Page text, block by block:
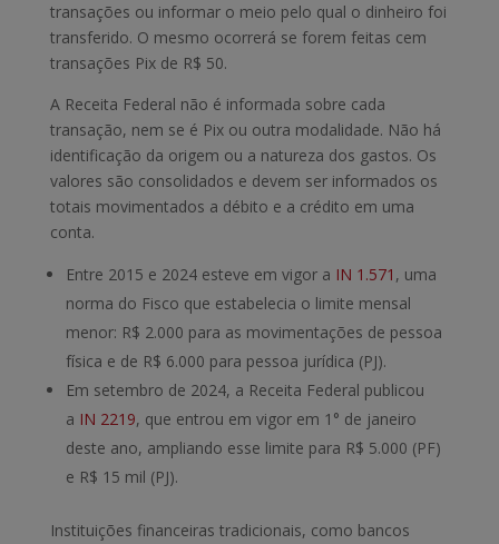
transações ou informar o meio pelo qual o dinheiro foi
transferido. O mesmo ocorrerá se forem feitas cem
transações Pix de R$ 50.
A Receita Federal não é informada sobre cada
transação, nem se é Pix ou outra modalidade. Não há
identificação da origem ou a natureza dos gastos. Os
valores são consolidados e devem ser informados os
totais movimentados a débito e a crédito em uma
conta.
Entre 2015 e 2024 esteve em vigor a IN 1.571 , uma
norma do Fisco que estabelecia o limite mensal
menor: R$ 2.000 para as movimentações de pessoa
física e de R$ 6.000 para pessoa jurídica (PJ).
Em setembro de 2024, a Receita Federal publicou
a IN 2219, que entrou em vigor em 1° de janeiro
deste ano, ampliando esse limite para R$ 5.000 (PF)
e R$ 15 mil (PJ).
Instituições financeiras tradicionais, como bancos